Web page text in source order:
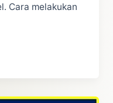
Cara melakukan